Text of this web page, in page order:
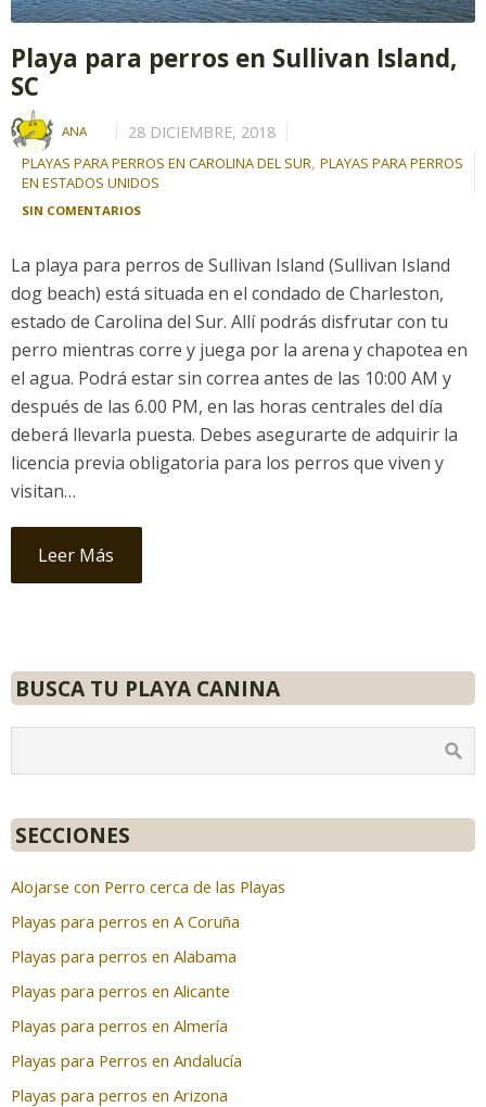
Playa para perros en Sullivan Island,
SC
ANA 28 DICIEMBRE, 2018
PLAYAS PARA PERROS EN CAROLINA DEL SUR, PLAYAS PARA PERROS
EN ESTADOS UNIDOS
SIN COMENTARIOS
La playa para perros de Sullivan Island (Sullivan Island
dog beach) está situada en el condado de Charleston,
estado de Carolina del Sur. Allí podrás disfrutar con tu
perro mientras corre y juega por la arena y chapotea en
el agua. Podrá estar sin correa antes de las 10:00 AM y
después de las 6.00 PM, en las horas centrales del día
deberá llevarla puesta. Debes asegurarte de adquirir la
licencia previa obligatoria para los perros que viven y
visitan…
Leer Más
BUSCA TU PLAYA CANINA
SECCIONES
Alojarse con Perro cerca de las Playas
Playas para perros en A Coruña
Playas para perros en Alabama
Playas para perros en Alicante
Playas para perros en Almería
Playas para Perros en Andalucía
Playas para perros en Arizona